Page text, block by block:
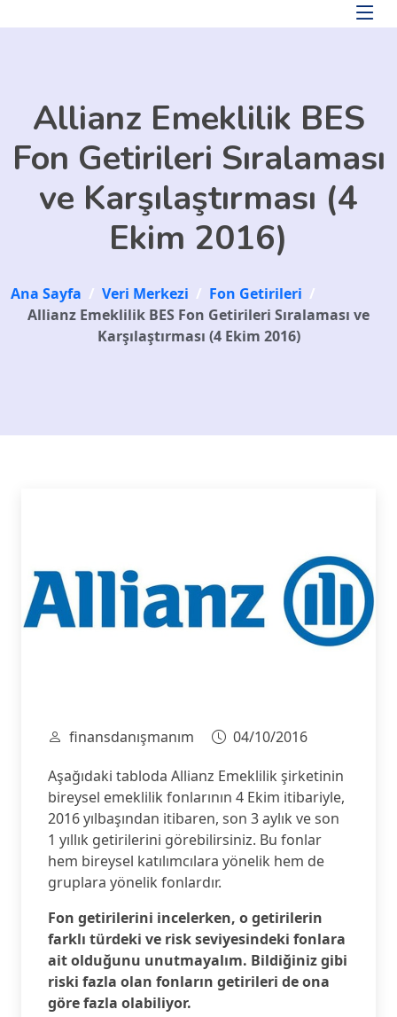
Allianz Emeklilik BES
Fon Getirileri Sıralaması
ve Karşılaştırması (4
Ekim 2016)
Ana Sayfa / Veri Merkezi / Fon Getirileri /
Allianz Emeklilik BES Fon Getirileri Sıralaması ve
Karşılaştırması (4 Ekim 2016)
finansdanışmanım
04/10/2016
Aşağıdaki tabloda Allianz Emeklilik şirketinin
bireysel emeklilik fonlarının 4 Ekim itibariyle,
2016 yılbaşından itibaren, son 3 aylık ve son
1 yıllık getirilerini görebilirsiniz. Bu fonlar
hem bireysel katılımcılara yönelik hem de
gruplara yönelik fonlardır.
Fon getirilerini incelerken, o getirilerin
farklı türdeki ve risk seviyesindeki fonlara
ait olduğunu unutmayalım. Bildiğiniz gibi
riski fazla olan fonların getirileri de ona
göre fazla olabiliyor.